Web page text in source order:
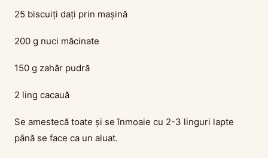
25 biscuiți dați prin mașină
200 g nuci măcinate
150 g zahăr pudră
2 ling cacauă
Se amestecă toate și se înmoaie cu 2-3 linguri lapte
până se face ca un aluat.